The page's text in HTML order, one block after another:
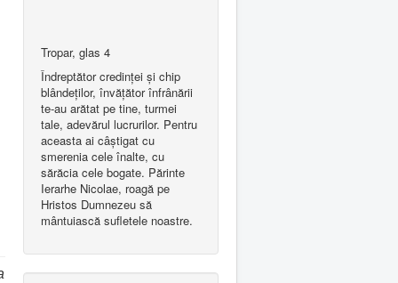
Tropar, glas 4
Îndreptător credinţei şi chip
blândeţilor, învăţător înfrânării
te-au arătat pe tine, turmei
tale, adevărul lucrurilor. Pentru
aceasta ai câştigat cu
smerenia cele înalte, cu
sărăcia cele bogate. Părinte
Ierarhe Nicolae, roagă pe
Hristos Dumnezeu să
mântuiască sufletele noastre.